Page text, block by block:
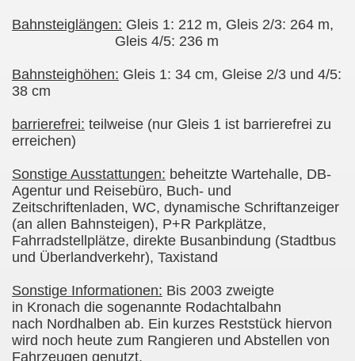
Bahnsteiglängen: Gleis 1: 212 m, Gleis 2/3: 264 m,
Gleis 4/5: 236 m
Bahnsteighöhen: Gleis 1: 34 cm, Gleise 2/3 und 4/5:
38 cm
barrierefrei: teilweise (nur Gleis 1 ist barrierefrei zu
erreichen)
Sonstige Ausstattungen: beheitzte Wartehalle, DB-
Agentur und Reisebüro, Buch- und
Zeitschriftenladen, WC, dynamische Schriftanzeiger
(an allen Bahnsteigen), P+R Parkplätze,
Fahrradstellplätze, direkte Busanbindung (Stadtbus
und Überlandverkehr), Taxistand
Sonstige Informationen: Bis 2003 zweigte
in Kronach die sogenannte Rodachtalbahn
nach Nordhalben ab. Ein kurzes Reststück hiervon
wird noch heute zum Rangieren und Abstellen von
Fahrzeugen genutzt.